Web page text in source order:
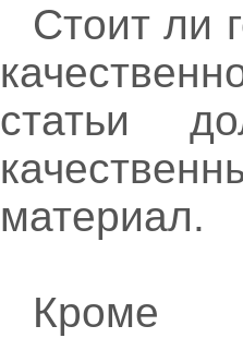
Стоит ли
статьи
материал.